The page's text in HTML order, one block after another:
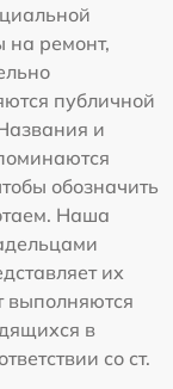
на ремонт,
публичной
и
обозначить
Наша
их
выполняются
в
со ст.